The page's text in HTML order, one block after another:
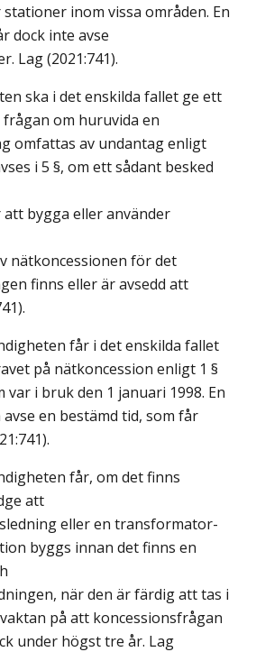
inom vissa områden. En
dock inte avse
Lag (2021:741).
ska i det enskilda fallet ge ett
om huruvida en
omfattas av undantag enligt
i 5 §, om ett sådant besked
att bygga eller använder
nätkoncessionen för det
finns eller är avsedd att
.
får i det enskilda fallet
på nätkoncession enligt 1 §
i bruk den 1 januari 1998. En
en bestämd tid, som får
.
får, om det finns
att
eller en transformator-
byggs innan det finns en
när den är färdig att tas i
på att koncessionsfrågan
under högst tre år. Lag